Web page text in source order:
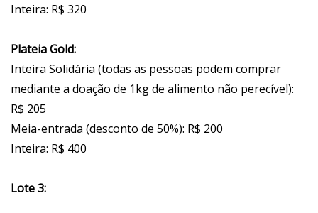
Inteira: R$ 320
Plateia Gold:
Inteira Solidária (todas as pessoas podem comprar
mediante a doação de 1kg de alimento não perecível):
R$ 205
Meia-entrada (desconto de 50%): R$ 200
Inteira: R$ 400
Lote 3: